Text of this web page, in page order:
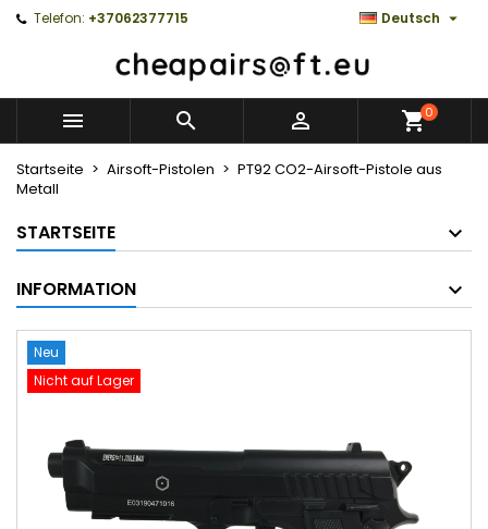
Telefon: +37062377715 Deutsch 
   0
Startseite Airsoft-Pistolen
PT92 CO2-Airsoft-Pistole aus
Metall
STARTSEITE
INFORMATION
Neu
Nicht auf Lager